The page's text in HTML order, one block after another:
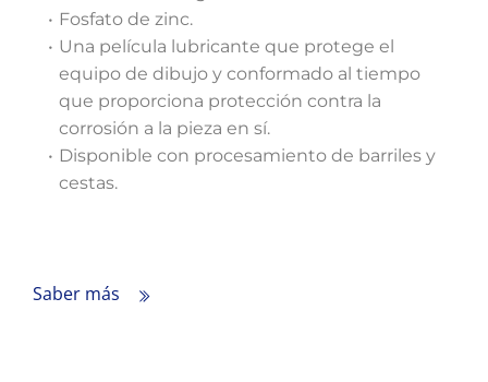
Fosfato de zinc.
Una película lubricante que protege el
equipo de dibujo y conformado al tiempo
que proporciona protección contra la
corrosión a la pieza en sí.
Disponible con procesamiento de barriles y
cestas.
Saber más